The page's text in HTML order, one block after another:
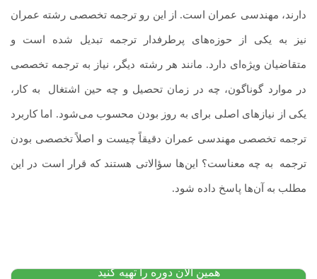
دارند، مهندسی عمران است. از این رو ترجمه تخصصی رشته عمران
نیز به یکی از حوزه‌های پرطرفدار ترجمه تبدیل شده است و
متقاضیان ویژه‌ای دارد. مانند هر رشته دیگر، نیاز به ترجمه تخصصی
در موارد گوناگون، چه در زمان تحصیل و چه حین اشتغال به کار،
یکی از نیازهای اصلی برای به روز بودن محسوب می‌شود. اما کاربرد
ترجمه تخصصی مهندسی عمران دقیقاً چیست و اصلاً تخصصی بودن
ترجمه به چه معناست؟ این‌ها سؤالاتی هستند که قرار است در این
مطلب به آن‌ها پاسخ داده شود.
آموزش کتاب تحلیل مقابله ای و تحلیل خطاها و نظریه
همین الان دوره را تهیه کنید